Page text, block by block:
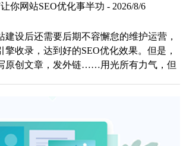
你网站SEO优化事半功 - 2026/8/6
建设后还需要后期不容懈怠的维护运营，
擎收录，达到好的SEO优化效果。但是，
原创文章，发外链……用光所有力气，但